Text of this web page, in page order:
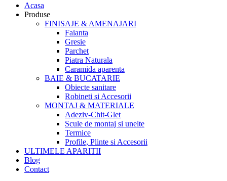
Acasa
Produse
FINISAJE & AMENAJARI
Faianta
Gresie
Parchet
Piatra Naturala
Caramida aparenta
BAIE & BUCATARIE
Obiecte sanitare
Robineti si Accesorii
MONTAJ & MATERIALE
Adeziv-Chit-Glet
Scule de montaj si unelte
Termice
Profile, Plinte si Accesorii
ULTIMELE APARITII
Blog
Contact